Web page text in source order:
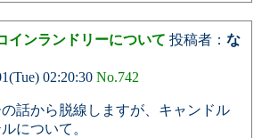
インランドリーについて 投稿者： な
02:20:30 No.742
話から脱線しますが、キャンドル
について。